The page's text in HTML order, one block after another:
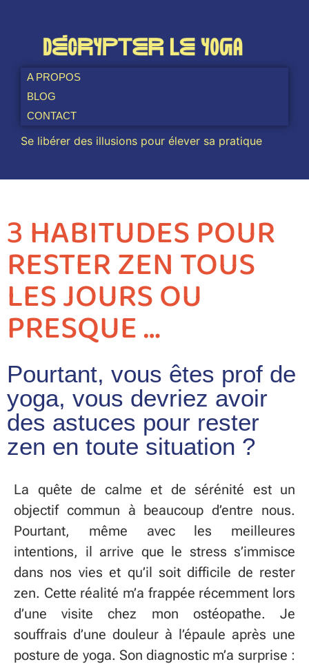
A PROPOS
BLOG
CONTACT
Se libérer des illusions pour élever sa pratique
3 HABITUDES POUR
RESTER ZEN TOUS
LES JOURS OU
PRESQUE …
Pourtant, vous êtes prof de
yoga, vous devriez avoir
des astuces pour rester
zen en toute situation ?
La quête de calme et de sérénité est un
objectif commun à beaucoup d’entre nous.
Pourtant, même avec les meilleures
intentions, il arrive que le stress s’immisce
dans nos vies et qu’il soit difficile de rester
zen. Cette réalité m’a frappée récemment lors
d’une visite chez mon ostéopathe. Je
souffrais d’une douleur à l’épaule après une
posture de yoga. Son diagnostic m’a surprise :